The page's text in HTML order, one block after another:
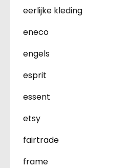
eerlijke kleding
eneco
engels
esprit
essent
etsy
fairtrade
frame